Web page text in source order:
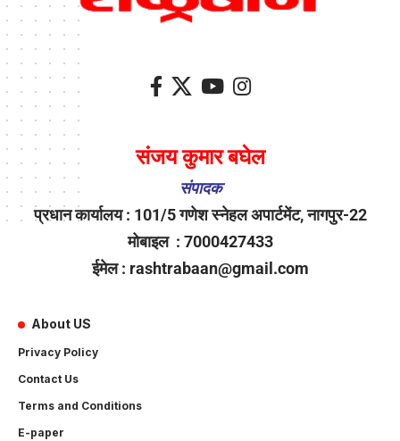
संजय कुमार बघेल
संपादक
प्रधान कार्यालय : 101/5 गणेश स्नेहल अपार्टमेंट, नागपुर-22
मोबाइल : 7000427433
ईमेल : rashtrabaan@gmail.com
About US
Privacy Policy
Contact Us
Terms and Conditions
E-paper